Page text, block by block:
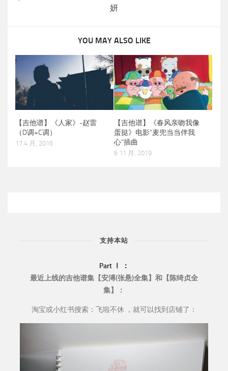
妍
YOU MAY ALSO LIKE
【吉他谱】《人家》-赵雷
（D调+C调）
17 4 月, 2016
【吉他谱】《春风亲吻我像
蛋挞》电影“麦兜当当伴我
心”插曲
6 11 月, 2019
支持本站
Part Ⅰ ：
最近上线的吉他谱集【安溥(张悬)全集】和【陈绮贞全
集】：
淘宝或小红书搜索：飞啦不休 ，就可以找到店铺了：